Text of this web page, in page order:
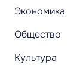
Экономика
Общество
Культура